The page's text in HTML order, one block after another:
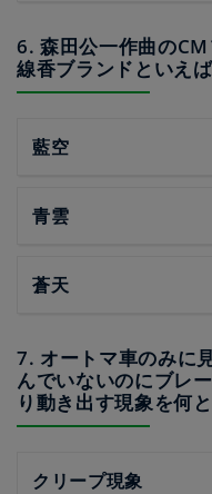
6. 森田公一作曲の
線香ブランドといえ
藍空
青雲
蒼天
7. オートマ車のみに
んでいないのにブレ
り動き出す現象を何
クリープ現象